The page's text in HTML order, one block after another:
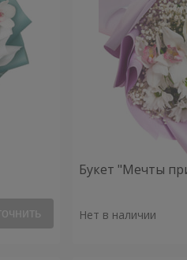
Букет "Мечты
Нет в наличии